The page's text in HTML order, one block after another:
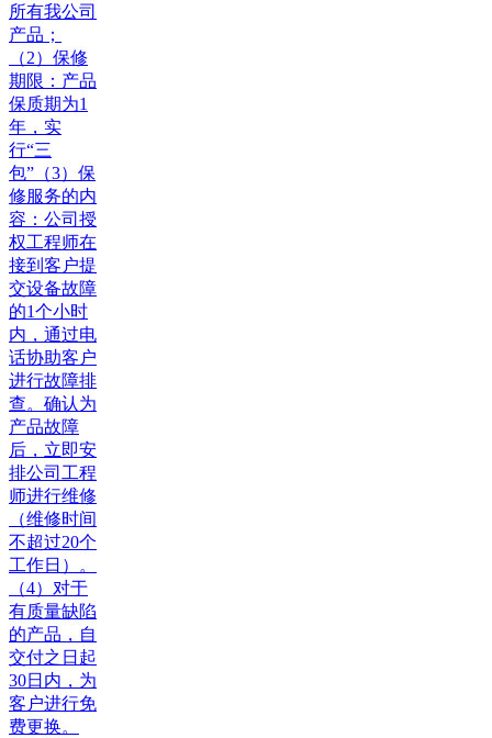
所有我公司
产品；
（2）保修
期限：产品
保质期为1
年，实
行“三
包”（3）保
修服务的内
容：公司授
权工程师在
接到客户提
交设备故障
的1个小时
内，通过电
话协助客户
进行故障排
查。确认为
产品故障
后，立即安
排公司工程
师进行维修
（维修时间
不超过20个
工作日）。
（4）对于
有质量缺陷
的产品，自
交付之日起
30日内，为
客户进行免
费更换。